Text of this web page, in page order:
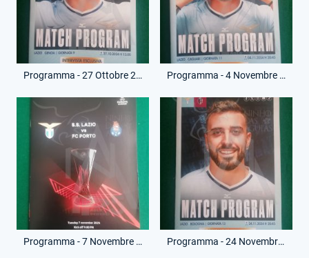
Programma - 27 Ottobre 2024 - Campionato Serie A - Lazio-Genoa Programma - 4 Novembre 2024 - Campionato Serie A - Lazio-Cagliari
Programma - 7 Novembre 2024 - Europa League - Lazio-Porto Programma - 24 Novembre 2024 - Campionato Serie A - Lazio-Bologna